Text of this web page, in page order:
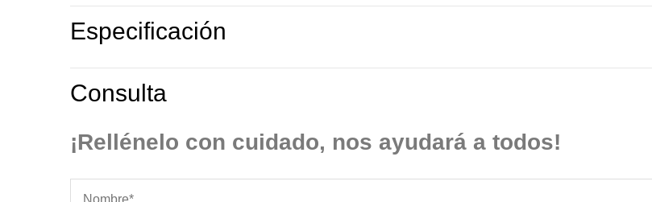
Especificación
Consulta
¡Rellénelo con cuidado, nos ayudará a todos!